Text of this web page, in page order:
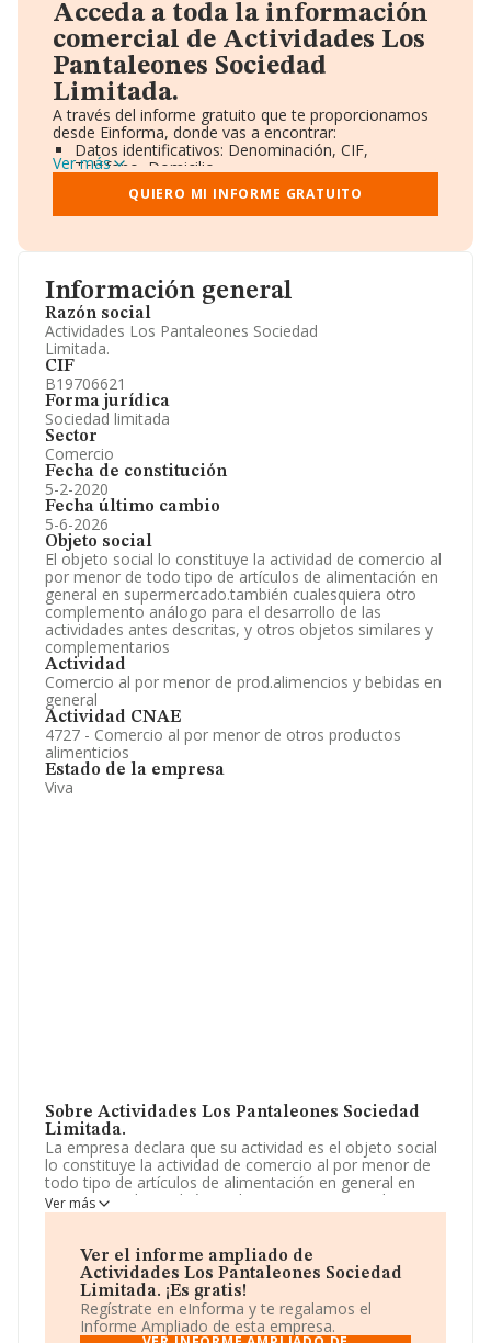
Información general
Razón social
Actividades Los Pantaleones Sociedad
Limitada.
CIF
B19706621
Forma jurídica
Sociedad limitada
Sector
Comercio
Fecha de constitución
5-2-2020
Fecha último cambio
5-6-2026
Objeto social
El objeto social lo constituye la actividad de comercio al
por menor de todo tipo de artículos de alimentación en
general en supermercado.también cualesquiera otro
complemento análogo para el desarrollo de las
actividades antes descritas, y otros objetos similares y
complementarios
Actividad
Comercio al por menor de prod.alimencios y bebidas en
general
Actividad CNAE
4727 - Comercio al por menor de otros productos
alimenticios
Estado de la empresa
Viva
Sobre Actividades Los Pantaleones Sociedad
Limitada.
La empresa declara que su actividad es el objeto social
lo constituye la actividad de comercio al por menor de
todo tipo de artículos de alimentación en general en
supermercado.también cualesquiera otro complemento
análogo para el desarrollo de las actividades antes
La empresa es una Sociedad Limitada. Tiene CNAE:
4727 - '%cnae%'. La empresa no tiene actividad en
mercados exteriores.
Ha tenido el mismo número de profesionales y teniendo
Ver más
Ver el informe ampliado de
Actividades Los Pantaleones Sociedad
Limitada. ¡Es gratis!
Regístrate en eInforma y te regalamos el
Informe Ampliado de esta empresa.
Acceda a toda la información
comercial de Actividades Los
Pantaleones Sociedad
Limitada.
A través del informe gratuito que te proporcionamos
desde Einforma, donde vas a encontrar:
Datos identificativos: Denominación, CIF,
Teléfono, Domicilio.
Informe Mercantil Completo (BORME).
Gráficos de Evolución Ventas y Empleados.
Consejo de Administración y Administradores.
Accionistas.
Artículos de prensa publicados sobre la empresa.
Información oficial y registral complementaria.
Ver más
QUIERO MI INFORME GRATUITO